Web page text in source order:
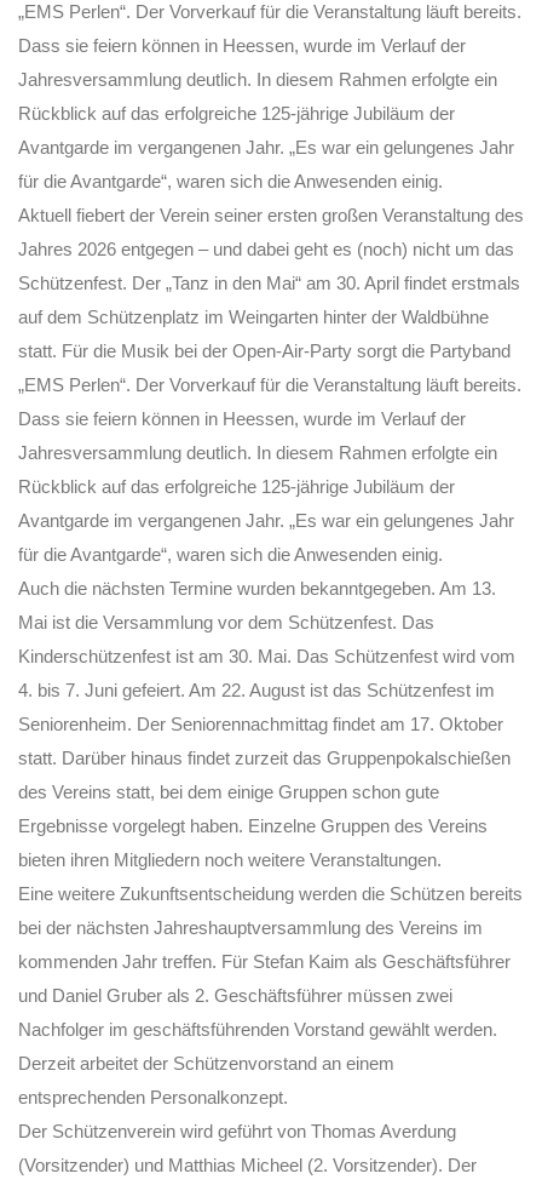
„EMS Perlen“. Der Vorverkauf für die Veranstaltung läuft bereits.
Dass sie feiern können in Heessen, wurde im Verlauf der
Jahresversammlung deutlich. In diesem Rahmen erfolgte ein
Rückblick auf das erfolgreiche 125-jährige Jubiläum der
Avantgarde im vergangenen Jahr. „Es war ein gelungenes Jahr
für die Avantgarde“, waren sich die Anwesenden einig.
Aktuell fiebert der Verein seiner ersten großen Veranstaltung des
Jahres 2026 entgegen – und dabei geht es (noch) nicht um das
Schützenfest. Der „Tanz in den Mai“ am 30. April findet erstmals
auf dem Schützenplatz im Weingarten hinter der Waldbühne
statt. Für die Musik bei der Open-Air-Party sorgt die Partyband
„EMS Perlen“. Der Vorverkauf für die Veranstaltung läuft bereits.
Dass sie feiern können in Heessen, wurde im Verlauf der
Jahresversammlung deutlich. In diesem Rahmen erfolgte ein
Rückblick auf das erfolgreiche 125-jährige Jubiläum der
Avantgarde im vergangenen Jahr. „Es war ein gelungenes Jahr
für die Avantgarde“, waren sich die Anwesenden einig.
Auch die nächsten Termine wurden bekanntgegeben. Am 13.
Mai ist die Versammlung vor dem Schützenfest. Das
Kinderschützenfest ist am 30. Mai. Das Schützenfest wird vom
4. bis 7. Juni gefeiert. Am 22. August ist das Schützenfest im
Seniorenheim. Der Seniorennachmittag findet am 17. Oktober
statt. Darüber hinaus findet zurzeit das Gruppenpokalschießen
des Vereins statt, bei dem einige Gruppen schon gute
Ergebnisse vorgelegt haben. Einzelne Gruppen des Vereins
bieten ihren Mitgliedern noch weitere Veranstaltungen.
Eine weitere Zukunftsentscheidung werden die Schützen bereits
bei der nächsten Jahreshauptversammlung des Vereins im
kommenden Jahr treffen. Für Stefan Kaim als Geschäftsführer
und Daniel Gruber als 2. Geschäftsführer müssen zwei
Nachfolger im geschäftsführenden Vorstand gewählt werden.
Derzeit arbeitet der Schützenvorstand an einem
entsprechenden Personalkonzept.
Der Schützenverein wird geführt von Thomas Averdung
(Vorsitzender) und Matthias Micheel (2. Vorsitzender). Der